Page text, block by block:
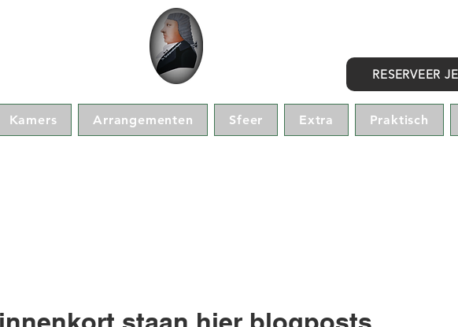
RESERVEER
Kamers Arrangementen Sfeer Extra Praktisch